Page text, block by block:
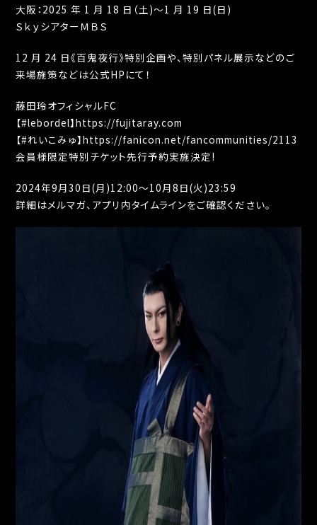
大阪：2025 年 1 月 18 日（土)～1 月 19 日(日)
ＳｋｙシアターＭＢＳ
12 月 24 日《百鬼夜行》特別企画や、特別パネル展示などのご
来場施策などは公式HPにて！
藤田玲オフィシャルFC
【#lebordel】https://fujitaray.com
【#れいこみゅ】https://fanicon.net/fancommunities/2113
会員様限定特別チケット先行予約実施決定!
2024年9月30日(月)12:00～10月8日(火)23:59
詳細はメルマガ、アプリ内タイムラインをご確認ください。